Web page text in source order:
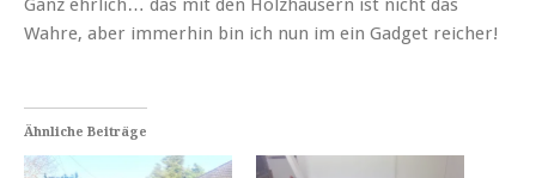
Wahre, aber immerhin bin ich nun im ein Gadget reicher!
Ähnliche Beiträge